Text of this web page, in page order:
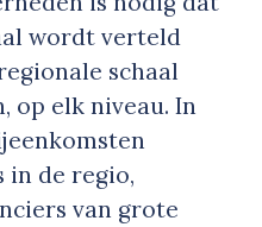
wordt verteld
schaal
op elk niveau. In
in de regio,
van grote